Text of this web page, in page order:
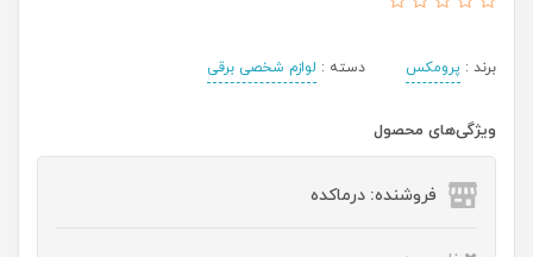
برند : پرومکس دسته : لوازم شخصی برقی
ویژگی‌های محصول
فروشنده: درماکده